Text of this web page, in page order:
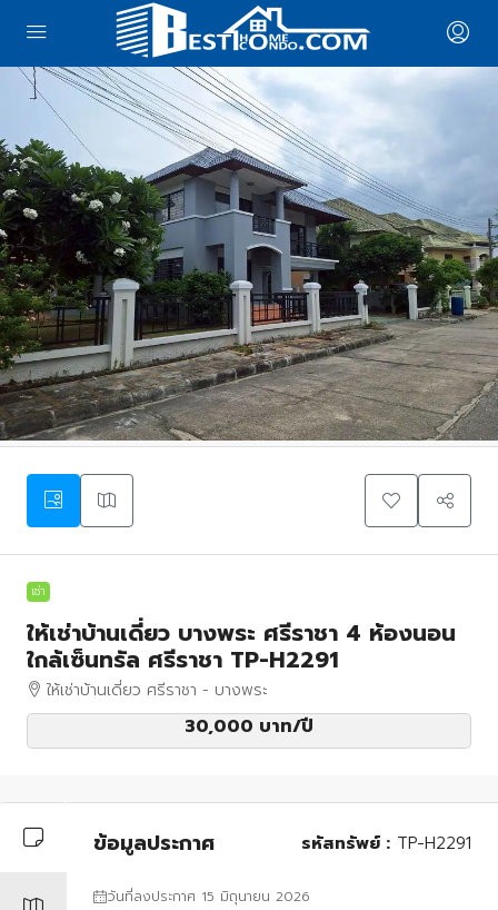
เช่า
ให้เช่าบ้านเดี่ยว บางพระ ศรีราชา 4 ห้องนอน
ใกล้เซ็นทรัล ศรีราชา TP-H2291
ให้เช่าบ้านเดี่ยว ศรีราชา - บางพระ
30,000 บาท/ปี
ข้อมูลประกาศ รหัสทรัพย์ : TP-H2291
วันที่ลงประกาศ 15 มิถุนายน 2026